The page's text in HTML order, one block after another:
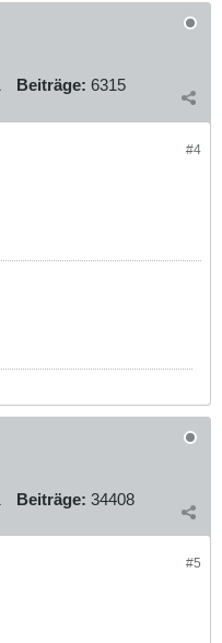
Beiträge: 6315
#4
Beiträge: 34408
#5